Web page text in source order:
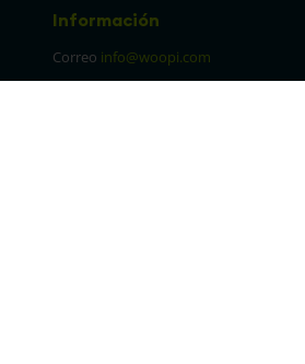
Información
Correo info@woopi.com